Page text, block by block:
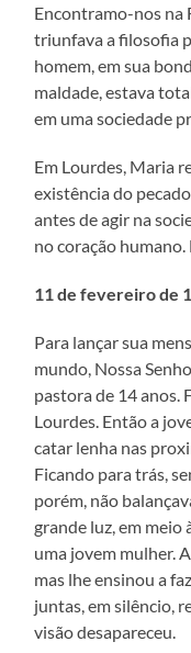
Encontramo-nos na
triunfava a filosofia
homem, em sua
maldade, estava
em uma sociedade
Em Lourdes, Maria
existência do
antes de agir na
no coração
11 de fevereiro de
Para lançar sua
mundo, Nossa
pastora de 14 anos.
Lourdes. Então a
catar lenha nas
Ficando para trás,
porém, não
grande luz, em meio
uma jovem mulher.
mas lhe ensinou a
juntas, em silêncio,
visão desapareceu.